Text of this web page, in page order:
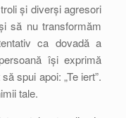
și diverși agresori
să nu transformăm
ca dovadă a
își exprimă
spui apoi: „Te iert”.
tale.